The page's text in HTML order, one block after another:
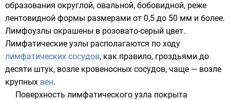
образования округлой, овальной, бобовидной, реже
лентовидной формы размерами от 0,5 до 50 мм и более.
Лимфоузлы окрашены в розовато-серый цвет.
Лимфатические узлы располагаются по ходу
лимфатических сосудов, как правило, гроздьями до
десяти штук, возле кровеносных сосудов, чаще — возле
крупных вен.
Поверхность лимфатического узла покрыта